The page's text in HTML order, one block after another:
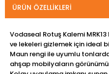
ÜRÜN ÖZELLIKLERI
Vodaseal Rotuş Kalemi
ve lekeleri gizlemek için ideal
Maun rengi ile uyumlu
ahşap mobilyaların